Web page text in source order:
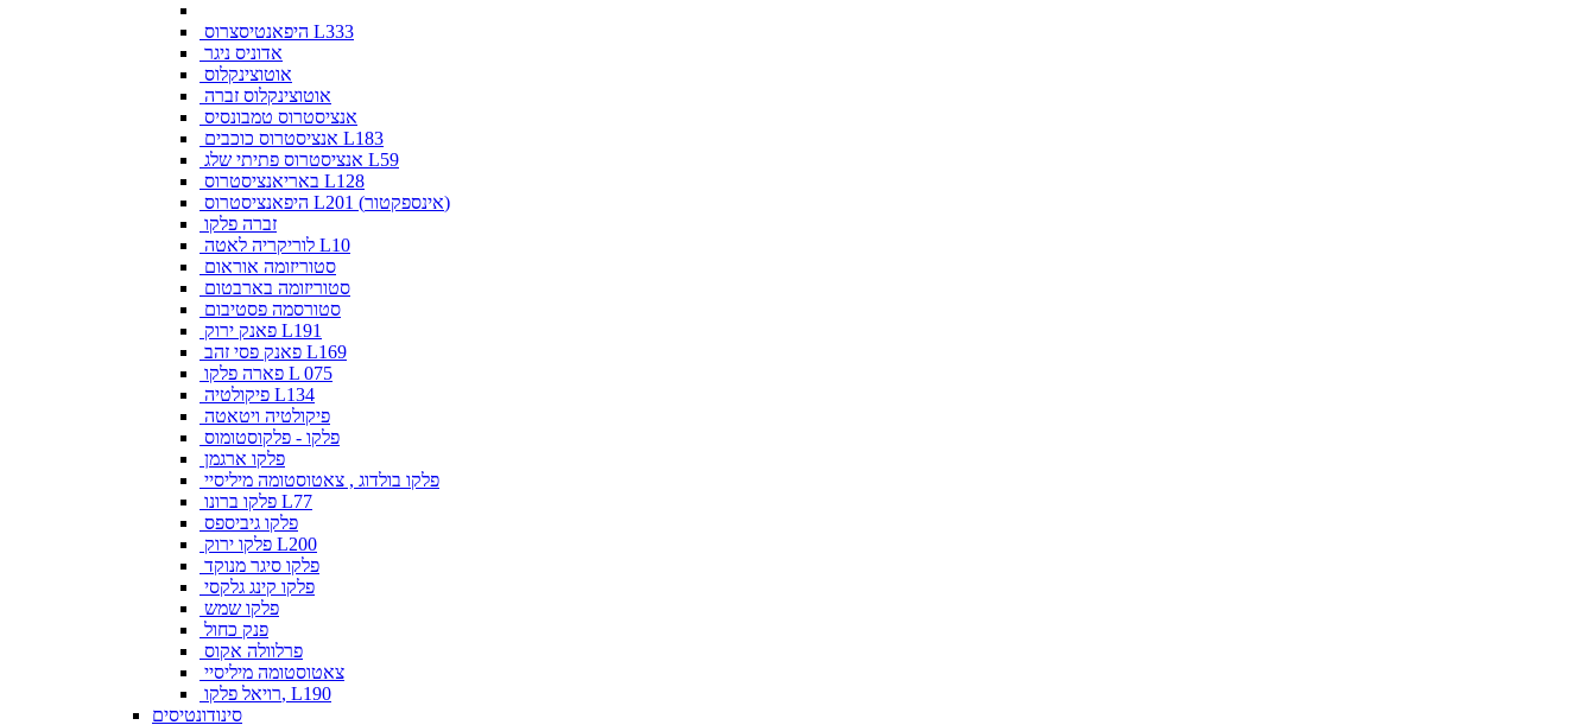
היפאנטיסצרוס L333
אדוניס ניגר
אוטוצינקלוס
אוטוצינקלוס זברה
אנציסטרוס טמבונסיס
אנציסטרוס כוכבים L183
אנציסטרוס פתיתי שלג L59
באריאנציסטרוס L128
היפאנציסטרוס L201 (אינספקטור)
זברה פלקו
לוריקריה לאטה L10
סטוריזומה אוראום
סטוריזומה בארבטום
סטורסמה פסטיבום
פאנק ירוק L191
פאנק פסי זהב L169
פארה פלקו L 075
פיקולטיה L134
פיקולטיה ויטאטה
פלקו - פלקוסטומוס
פלקו ארגמן
פלקו בולדוג , צאטוסטומה מיליסיי
פלקו ברונו L77
פלקו גיביספס
פלקו ירוק L200
פלקו סיגר מנוקד
פלקו קינג גלקסי
פלקו שמש
פנק כחול
פרלוולה אקוס
צאטוסטומה מיליסיי
רויאל פלקו, L190
סינודונטיסים